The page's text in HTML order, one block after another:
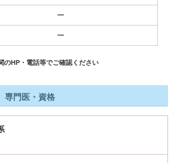
ー
ー
のHP・電話等でご確認ください
専門医・資格